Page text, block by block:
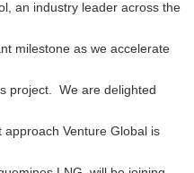
an industry leader across the
milestone as we accelerate
project. We are delighted
Venture Global is